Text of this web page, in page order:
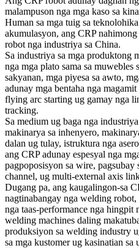
malampuson nga mga kaso sa
Human sa mga tuig sa
akumulasyon, ang CRP
robot nga industriya sa China.
Sa industriya sa mga produktong
nga mga plato sama sa
sakyanan, mga piyesa sa awto,
adunay mga bentaha nga
flying arc starting ug gamay nga
tracking.
Sa medium ug baga nga
makinarya sa inhenyero,
dalan ug tulay, istruktura nga
ang CRP adunay espesyal nga
pagpoposisyon sa wire,
channel, ug multi-external axis
Dugang pa, ang kaugalingon-sa
nagtinabangay nga welding
nga taas-performance nga hingpit
welding machines daling
produksiyon sa welding industry
sa mga kustomer ug kasinatian sa